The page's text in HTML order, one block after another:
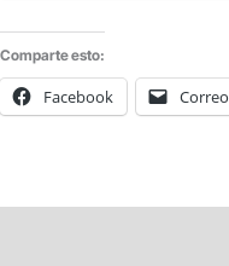
T/S
cantidad
Comparte esto:
Facebook